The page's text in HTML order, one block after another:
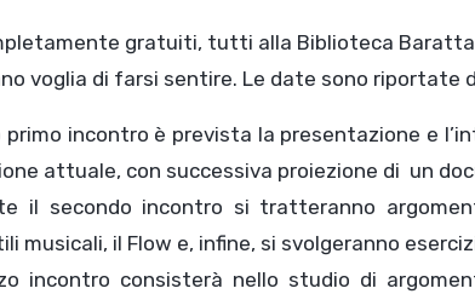
gratuiti, tutti alla Biblioteca
voglia di farsi sentire. Le date sono riportate
incontro è prevista la presentazione e
attuale, con successiva proiezione di un
il secondo incontro si tratteranno
musicali, il Flow e, infine, si svolgeranno
incontro consisterà nello studio di